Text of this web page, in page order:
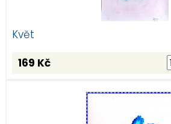
Květ
169 Kč